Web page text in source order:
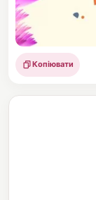
Поділитися
Копіювати